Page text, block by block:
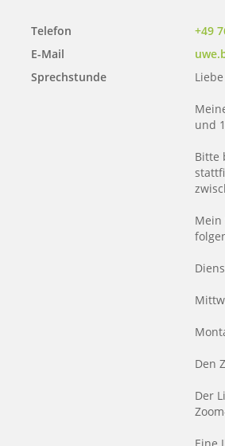
Telefon
+49
E-Mail
Sprechstunde
und
Bitte
Mein
Den
Der